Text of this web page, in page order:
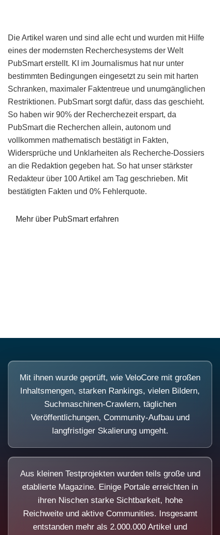
Die Artikel waren und sind alle echt und wurden mit Hilfe
eines der modernsten Recherchesystems der Welt
PubSmart erstellt. KI im Journalismus hat nur unter
bestimmten Bedingungen eingesetzt zu sein mit harten
Schranken, maximaler Faktentreue und unumgänglichen
Restriktionen. PubSmart sorgt dafür, dass das geschieht.
So haben wir 90% der Recherchezeit erspart, da
PubSmart die Recherchen allein, autonom und
vollkommen mathematisch bestätigt in Fakten,
Widersprüche und Unklarheiten als Recherche-Dossiers
an die Redaktion gegeben hat. So hat unser stärkster
Redakteur über 100 Artikel am Tag geschrieben. Mit
bestätigten Fakten und 0% Fehlerquote.
Mehr über PubSmart erfahren
Mit ihnen wurde geprüft, wie VeloCore mit großen
Inhaltsmengen, starken Rankings, vielen Bildern,
Suchmaschinen-Crawlern, täglichen
Veröffentlichungen, Community-Aufbau und
langfristiger Skalierung umgeht.
Aus kleinen Testprojekten wurden teils große und
etablierte Magazine. Einige Portale erreichten in
ihren Nischen starke Sichtbarkeit, hohe
Reichweite und aktive Communities. Insgesamt
entstanden mehr als 2.000.000 Artikel und